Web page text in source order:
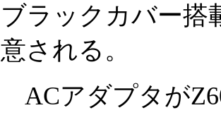
ブラックカバー搭
意される。
ACアダプタが